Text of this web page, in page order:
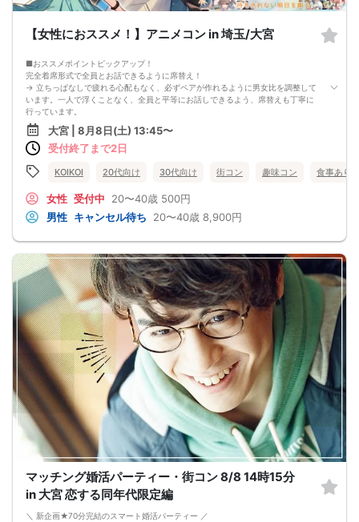
【女性におススメ！】アニメコン in 埼玉/大宮
■おススメポイントピックアップ！
完全着席形式で全員とお話できるように席替え！
→ 立ちっぱなしで疲れる心配もなく、必ずペアが作れるように男女比を調整して
います。一人で浮くことなく、全員と平等にお話しできるよう、席替えも丁寧に
行っています。
会話を盛り上げるプロフィールシート＆アニメ一覧表！
→ 趣味や好みからスムーズに会話がスタート！「何を話そう…」と悩むことな
く、共通の話題で盛り上がれます。
→ 恥ずかしがらずに気になる相手とつながれる！結果は本人だけにわかるように
■最少催行人数
男女4対4
■中止判断タイミング
■飲食
4品以上のコース料理＋アルコール含む飲み放題付き！
→ お酒が飲めない方にはソフトドリンクも豊富にご用意しています！
大宮 | 8月8日(土) 13:45〜
受付終了まで2日
KOIKOI 20代向け 30代向け 街コン 趣味コン 食事あり
女性 受付中 20〜40歳 500円
男性 キャンセル待ち 20〜40歳 8,900円
マッチング婚活パーティー・街コン 8/8 14時15分
in 大宮 恋する同年代限定編
＼ 新企画★70分完結のスマート婚活パーティー ／